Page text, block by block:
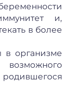
и,
в более
в организме